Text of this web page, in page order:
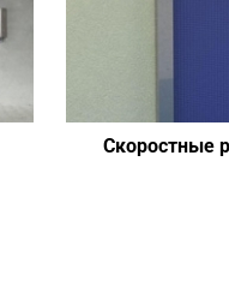
Скоростные